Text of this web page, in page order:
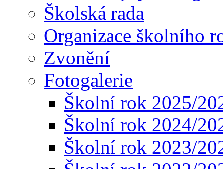
Školská rada
Organizace školního
Zvonění
Fotogalerie
Školní rok 2025/
Školní rok 2024/
Školní rok 2023/